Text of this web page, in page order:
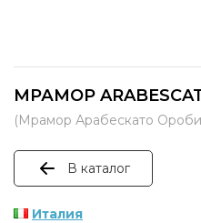
МРАМОР
(Мрамор Арабескато
В каталог
Италия